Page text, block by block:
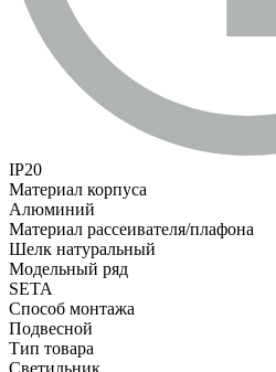
IP20
Материал корпуса
Алюминий
Материал рассеивателя/плафона
Шелк натуральный
Модельный ряд
SETA
Способ монтажа
Подвесной
Тип товара